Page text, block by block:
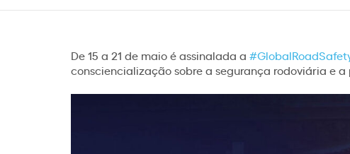
De 15 a 21 de maio é assinalada a
consciencialização sobre a segurança rodoviária e a